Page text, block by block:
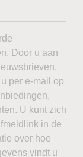
Door u aan
per e-mail op
U kunt zich
in de
over hoe
vindt u